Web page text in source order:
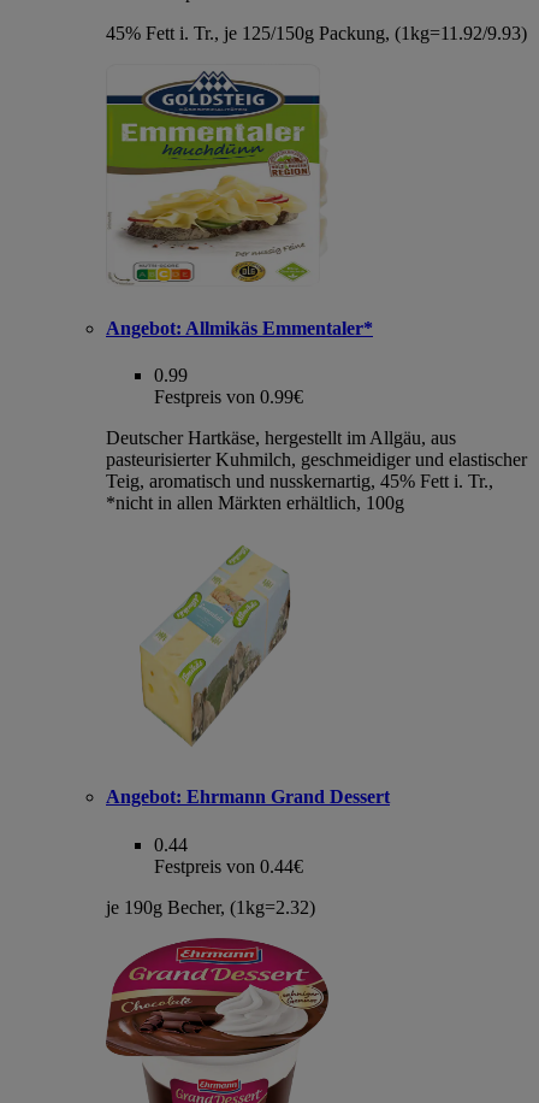
45% Fett i. Tr., je 125/150g Packung, (1kg=11.92/9.93)
Angebot: Allmikäs Emmentaler*
0.99
Festpreis von 0.99€
Deutscher Hartkäse, hergestellt im Allgäu, aus
pasteurisierter Kuhmilch, geschmeidiger und elastischer
Teig, aromatisch und nusskernartig, 45% Fett i. Tr.,
*nicht in allen Märkten erhältlich, 100g
Angebot: Ehrmann Grand Dessert
0.44
Festpreis von 0.44€
je 190g Becher, (1kg=2.32)